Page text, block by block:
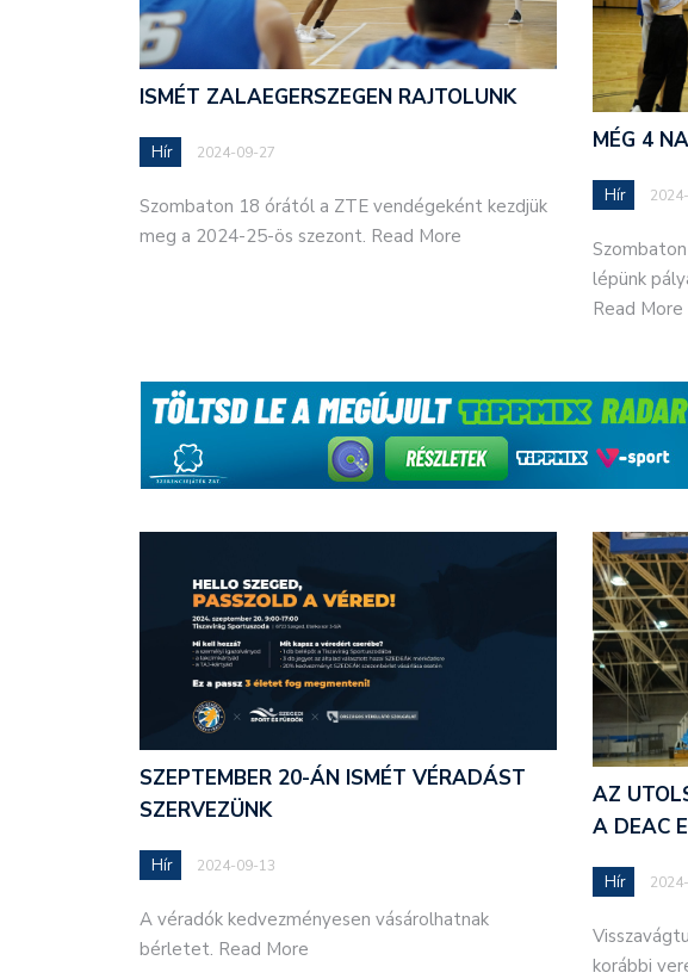
ISMÉT ZALAEGERSZEGEN RAJTOLUNK
Hír 2024-09-27
Szombaton 18 órától a ZTE vendégeként kezdjük
meg a 2024-25-ös szezont. Read More
MÉG 4
Hír
lépünk
Read More
SZEPTEMBER 20-ÁN ISMÉT VÉRADÁST
SZERVEZÜNK
Hír 2024-09-13
A véradók kedvezményesen vásárolhatnak
bérletet. Read More
AZ
A DEAC
Hír
korábbi